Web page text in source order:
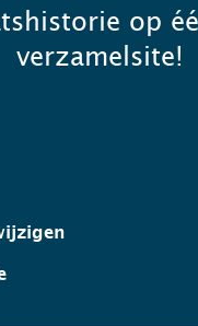
op
verzamelsite!